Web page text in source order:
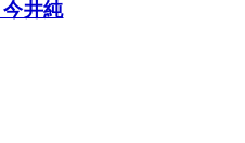
井純